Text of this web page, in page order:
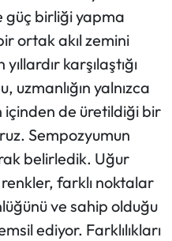
güç birliği yapma
ortak akıl zemini
karşılaştığı
uzmanlığın yalnızca
de üretildiği bir
Sempozyumun
belirledik. Uğur
farklı noktalar
ve sahip olduğu
ediyor. Farklılıkları